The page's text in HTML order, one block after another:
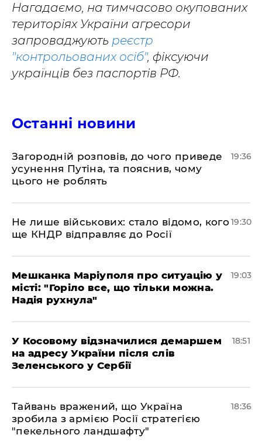
Нагадаємо, на тимчасово окупованих
територіях України агресори
запроваджують реєстр
"контрольованих осіб", фіксуючи
українців без паспортів РФ.
Останні новини
Загородній розповів, до чого приведе
усунення Путіна, та пояснив, чому
цього не роблять
19:36
Не лише військових: стало відомо, кого
ще КНДР відправляє до Росії
19:30
Мешканка Маріуполя про ситуацію у
місті: "Горіло все, що тільки можна.
Надія рухнула"
19:03
У Косовому відзначилися демаршем
на адресу України після слів
Зеленського у Сербії
18:51
Тайвань вражений, що Україна
зробила з армією Росії стратегією
"пекельного ландшафту"
18:36